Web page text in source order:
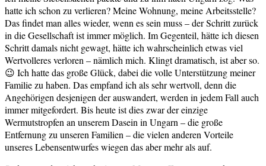
hatte ich schon zu verlieren? Meine Wohnung, meine Arbeitsstelle?
Das findet man alles wieder, wenn es sein muss – der Schritt zurück
in die Gesellschaft ist immer möglich. Im Gegenteil, hätte ich diesen
Schritt damals nicht gewagt, hätte ich wahrscheinlich etwas viel
Wertvolleres verloren – nämlich mich. Klingt dramatisch, ist aber so.
😉 Ich hatte das große Glück, dabei die volle Unterstützung meiner
Familie zu haben. Das empfand ich als sehr wertvoll, denn die
Angehörigen desjenigen der auswandert, werden in jedem Fall auch
immer mitgefordert. Bis heute ist dies zwar der einzige
Wermutstropfen an unserem Dasein in Ungarn – die große
Entfernung zu unseren Familien – die vielen anderen Vorteile
unseres Lebensentwurfes wiegen das aber mehr als auf.